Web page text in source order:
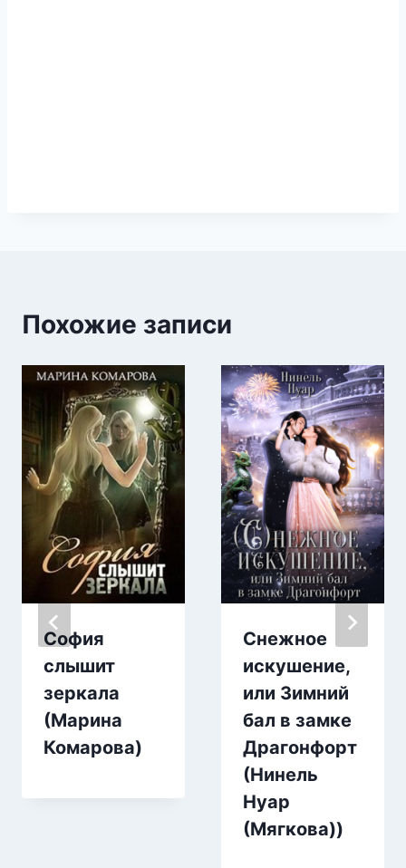
Похожие записи
София
слышит
зеркала
(Марина
Комарова)
Снежное
искушение,
или Зимний
бал в замке
Драгонфорт
(Нинель
Нуар
(Мягкова))